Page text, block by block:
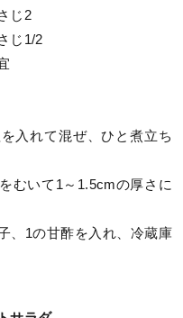
じ2
2
入れて混ぜ、ひと煮立ち
むいて1～1.5cmの厚さに
、1の甘酢を入れ、冷蔵庫